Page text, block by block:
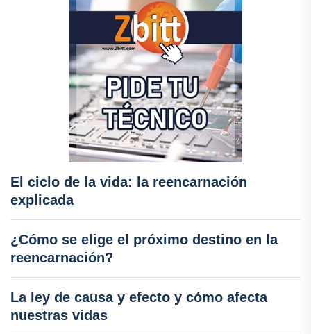
El ciclo de la vida: la reencarnación
explicada
¿Cómo se elige el próximo destino en la
reencarnación?
La ley de causa y efecto y cómo afecta
nuestras vidas